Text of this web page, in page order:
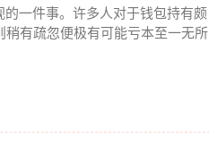
一件事。许多人对于钱包持有颇
有疏忽便极有可能亏本至一无所